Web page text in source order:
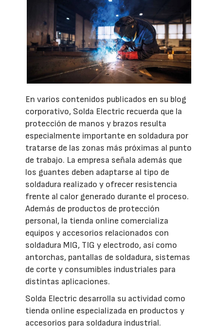
En varios contenidos publicados en su blog
corporativo, Solda Electric recuerda que la
protección de manos y brazos resulta
especialmente importante en soldadura por
tratarse de las zonas más próximas al punto
de trabajo. La empresa señala además que
los guantes deben adaptarse al tipo de
soldadura realizado y ofrecer resistencia
frente al calor generado durante el proceso.
Además de productos de protección
personal, la tienda online comercializa
equipos y accesorios relacionados con
soldadura MIG, TIG y electrodo, así como
antorchas, pantallas de soldadura, sistemas
de corte y consumibles industriales para
distintas aplicaciones.
Solda Electric desarrolla su actividad como
tienda online especializada en productos y
accesorios para soldadura industrial.